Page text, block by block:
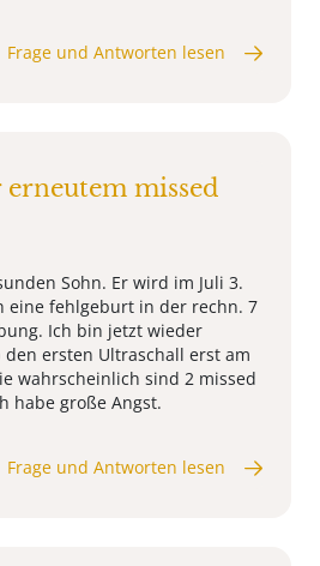
Frage und Antworten lesen
erneutem missed
Sohn. Er wird im Juli 3.
eine fehlgeburt in der rechn. 7
Ich bin jetzt wieder
ersten Ultraschall erst am
wahrscheinlich sind 2 missed
habe große Angst.
Frage und Antworten lesen